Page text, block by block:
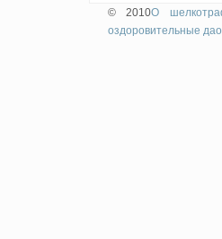
© 2010О
оздоровительные